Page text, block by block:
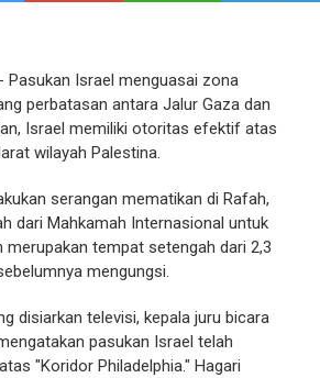
- Pasukan Israel menguasai zona
perbatasan antara Jalur Gaza dan
Israel memiliki otoritas efektif atas
wilayah Palestina.
serangan mematikan di Rafah,
dari Mahkamah Internasional untuk
merupakan tempat setengah dari 2,3
mengungsi.
disiarkan televisi, kepala juru bicara
pasukan Israel telah
"Koridor Philadelphia." Hagari